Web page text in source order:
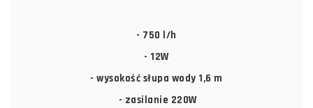
- 750 l/h
- 12W
- wysokość słupa wody 1,6 m
- zasilanie 220W